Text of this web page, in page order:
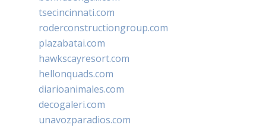
tsecincinnati.com
roderconstructiongroup.com
plazabatai.com
hawkscayresort.com
hellonquads.com
diarioanimales.com
decogaleri.com
unavozparadios.com